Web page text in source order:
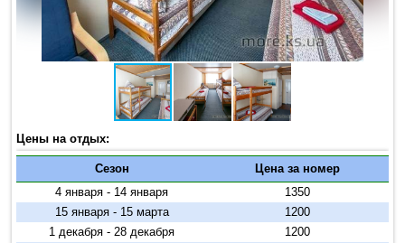
Цены на отдых:
Сезон
Цена за номер
4 января - 14 января
1350
15 января - 15 марта
1200
1 декабря - 28 декабря
1200